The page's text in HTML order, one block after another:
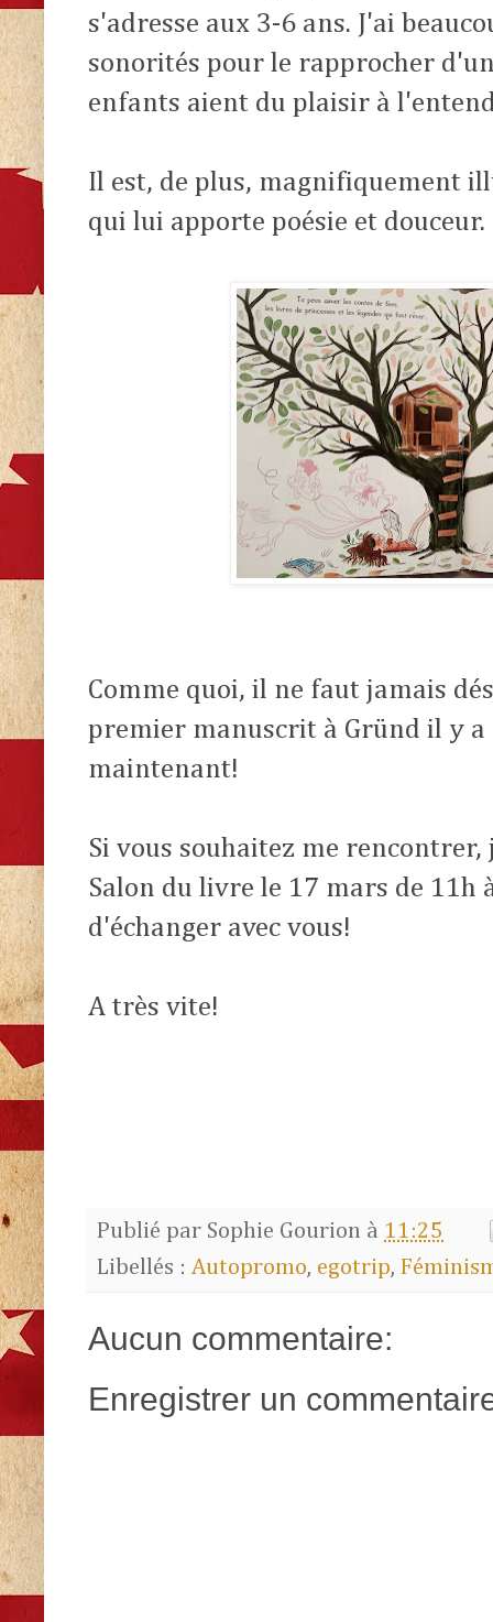
s'adresse aux 3-6 ans. J'ai
sonorités pour le rapprocher
enfants aient du plaisir à
Il est, de plus, magnifiquement
qui lui apporte poésie et douceur.
Comme quoi, il ne faut jamais
premier manuscrit à Gründ il y a
maintenant!
Si vous souhaitez me rencontrer,
Salon du livre le 17 mars de 11h
d'échanger avec vous!
A très vite!
Publié par Sophie Gourion à 11:25
Libellés : Autopromo, egotrip,
Aucun commentaire:
Enregistrer un